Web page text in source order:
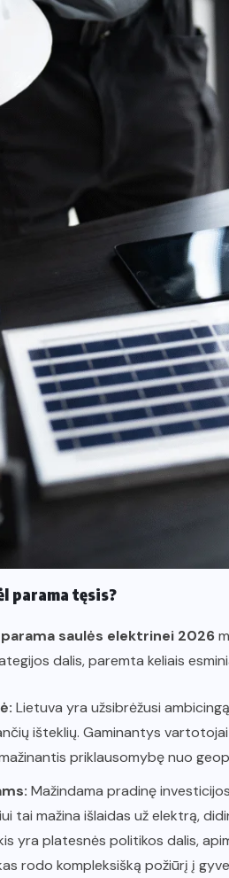
parama tęsis?
parama saulės elektrinei 2026
dalis, paremta keliais
Lietuva yra užsibrėžusi
išteklių. Gaminantys
priklausomybę nuo
Mažindama pradinę
tai mažina išlaidas už elektrą,
yra platesnės politikos dalis,
rodo kompleksišką požiūrį į